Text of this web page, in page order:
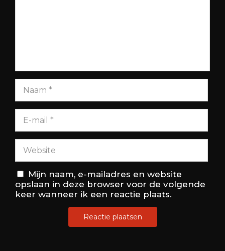
Mijn naam, e-mailadres en website
opslaan in deze browser voor de volgende
keer wanneer ik een reactie plaats.